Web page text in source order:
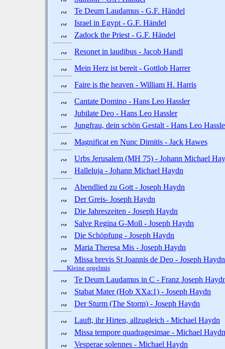
Te Deum Laudamus - G.F. Händel
Israel in Egypt - G.F. Händel
Zadock the Priest - G.F. Händel
Resonet in laudibus - Jacob Handl
Mein Herz ist bereit - Gottlob Harrer
Faire is the heaven - William H. Harris
Cantate Domino - Hans Leo Hassler
Jubilate Deo - Hans Leo Hassler
Jungfrau, dein schön Gestalt - Hans Leo
Magnificat en Nunc Dimitis - Jack Hawes
Urbs Jerusalem (MH 75) - Johann Michael
Halleluja - Johann Michael Haydn
Abendlied zu Gott - Joseph Haydn
Der Greis- Joseph Haydn
Die Jahreszeiten - Joseph Haydn
Salve Regina G-Moll - Joseph Haydn
Die Schöpfung - Joseph Haydn
Maria Theresa Mis - Joseph Haydn
Missa brevis St Joannis de Deo - Joseph Haydn
Kleine orgelmis
Te Deum Laudamus in C - Franz Joseph
Stabat Mater (Hob XXa:1) - Joseph Haydn
Der Sturm (The Storm) - Joseph Haydn
Lauft, ihr Hirten, allzugleich - Michael Haydn
Missa tempore quadragesimae - Michael Haydn
Vesperae solennes - Michael Haydn